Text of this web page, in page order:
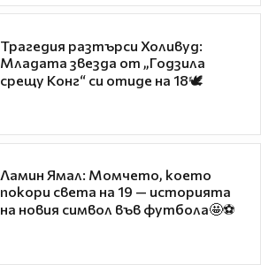
Трагедия разтърси Холивуд:
Младата звезда от „Годзила
срещу Конг“ си отиде на 18🕊️
Ламин Ямал: Момчето, което
покори света на 19 — историята
на новия символ във футбола🤩⚽